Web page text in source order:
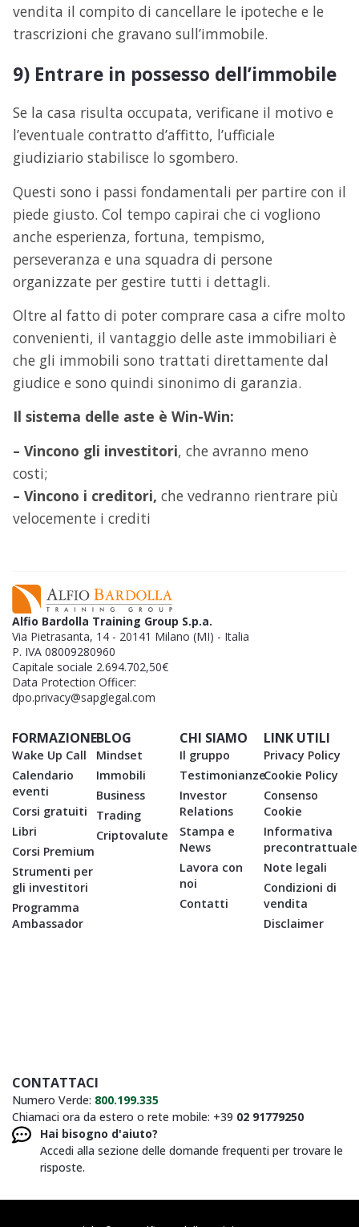
vendita il compito di cancellare le ipoteche e le
trascrizioni che gravano sull’immobile.
9) Entrare in possesso dell’immobile
Se la casa risulta occupata, verificane il motivo e
l’eventuale contratto d’affitto, l’ufficiale
giudiziario stabilisce lo sgombero.
Questi sono i passi fondamentali per partire con il
piede giusto. Col tempo capirai che ci vogliono
anche esperienza, fortuna, tempismo,
perseveranza e una squadra di persone
organizzate per gestire tutti i dettagli.
Oltre al fatto di poter comprare casa a cifre molto
convenienti, il vantaggio delle aste immobiliari è
che gli immobili sono trattati direttamente dal
giudice e sono quindi sinonimo di garanzia.
Il sistema delle aste è Win-Win:
– Vincono gli investitori, che avranno meno
costi;
– Vincono i creditori, che vedranno rientrare più
velocemente i crediti
Alfio Bardolla Training Group S.p.a.
Via Pietrasanta, 14 - 20141 Milano (MI) - Italia
P. IVA 08009280960
Capitale sociale 2.694.702,50€
Data Protection Officer:
dpo.privacy@sapglegal.com
FORMAZIONE
Wake Up Call
Calendario
eventi
Corsi gratuiti
Libri
Corsi Premium
Strumenti per
gli investitori
Programma
Ambassador
BLOG
Mindset
Immobili
Business
Trading
Criptovalute
CHI SIAMO
Il gruppo
Testimonianze
Investor
Relations
Stampa e
News
Lavora con
noi
Contatti
LINK UTILI
Privacy Policy
Cookie Policy
Consenso
Cookie
Informativa
precontrattuale
Note legali
Condizioni di
vendita
Disclaimer
CONTATTACI
Numero Verde: 800.199.335
Chiamaci ora da estero o rete mobile: +39 02 91779250
Hai bisogno d'aiuto?
Accedi alla sezione delle domande frequenti per trovare le
risposte.